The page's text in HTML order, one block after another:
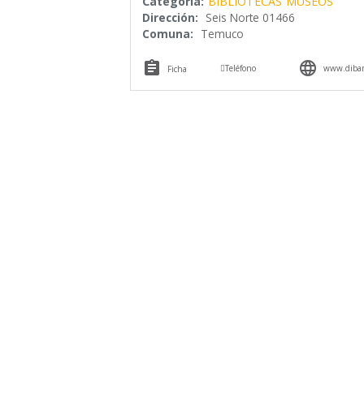
Dirección: Seis Norte 01466
Comuna: Temuco
 Ficha Teléfono 